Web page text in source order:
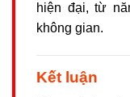
hiện đại, từ
không gian.
Kết luận